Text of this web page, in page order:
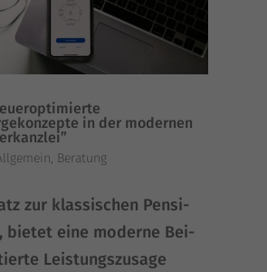
in der modernen
, Beratung
zur klas­si­schen Pen­si­
bie­tet eine moder­ne Bei­
Leis­tungs­zu­sa­ge